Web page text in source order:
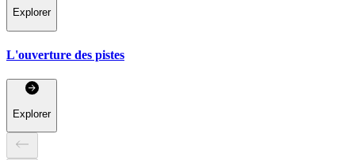
Explorer
L'ouverture des pistes
Explorer